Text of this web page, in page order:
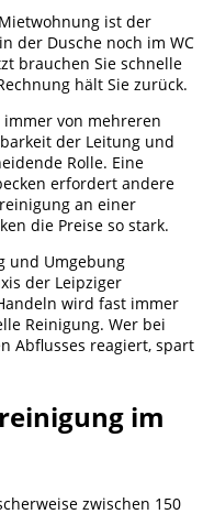
ist der
der Dusche noch im WC
brauchen Sie schnelle
hält Sie zurück.
von mehreren
der Leitung und
Rolle. Eine
erfordert andere
an einer
die Preise so stark.
und Umgebung
der Leipziger
wird fast immer
Reinigung. Wer bei
Abflusses reagiert, spart
im
zwischen 150